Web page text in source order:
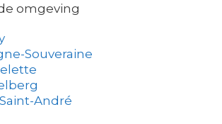
omgeving
Souveraine
André